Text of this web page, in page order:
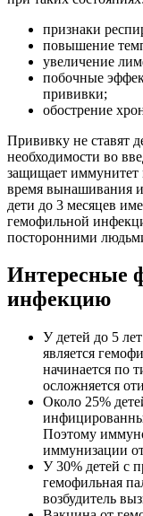
признаки
повышение
увеличение
побочные
прививки;
обострение
Прививку не ставят
необходимости во
защищает иммунитет
время вынашивания
дети до 3 месяцев
гемофильной
посторонними
Интересные
инфекцию
У детей до 5
является
начинается по
осложняется
Около 25%
Поэтому
иммунизации
У 30% детей с
гемофильная
возбудитель